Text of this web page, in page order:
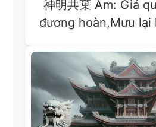
神明共棄 Âm: Giả
đương hoàn,Mưu lại